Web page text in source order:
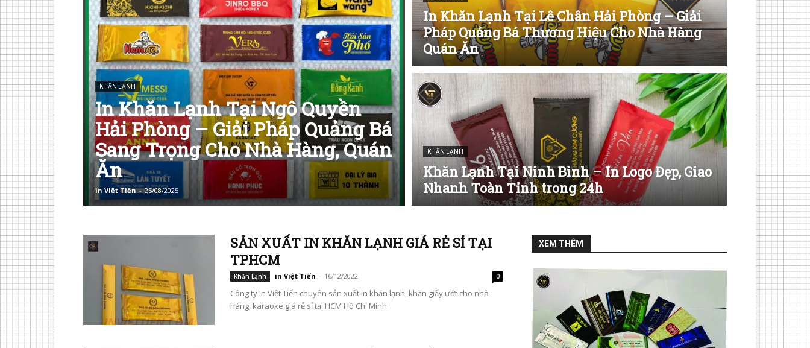
KHĂN LẠNH
In Khăn Lạnh Tại Ngô Quyền
Hải Phòng – Giải Pháp Quảng Bá
Sang Trọng Cho Nhà Hàng, Quán
Ăn
in Việt Tiến - 25/08/2025
In Khăn Lạnh Tại Lê Chân Hải Phòng – Giải
Pháp Quảng Bá Thương Hiệu Cho Nhà Hàng
Quán Ăn
KHĂN LẠNH
Khăn Lạnh Tại Ninh Bình – In Logo Đẹp, Giao
Nhanh Toàn Tỉnh trong 24h
SẢN XUẤT IN KHĂN LẠNH GIÁ RẺ SỈ TẠI
TPHCM
Khăn Lạnh in Việt Tiến - 16/12/2022 0
Công ty In Việt Tiến chuyên sản xuất in khăn lạnh, khăn giấy ướt cho nhà
hàng, karaoke giá rẻ sỉ tại HCM Hồ Chí Minh
XEM THÊM